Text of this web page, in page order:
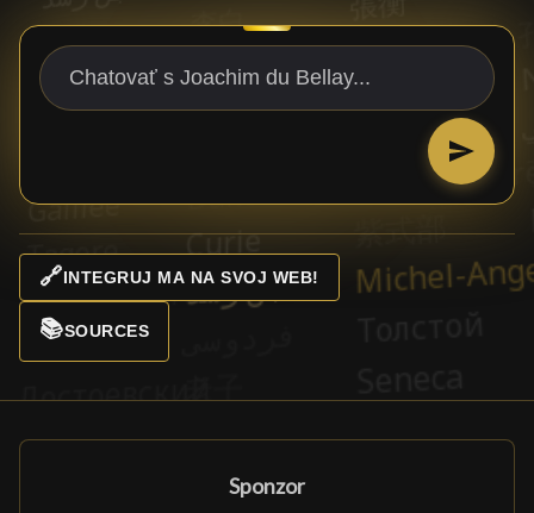
🔗INTEGRUJ MA NA SVOJ WEB!
📚SOURCES
Sponzor